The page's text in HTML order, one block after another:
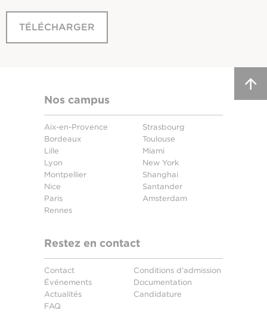
TÉLÉCHARGER
Nos campus
Aix-en-Provence
Bordeaux
Lille
Lyon
Montpellier
Nice
Paris
Rennes
Strasbourg
Toulouse
Miami
New York
Shanghai
Santander
Amsterdam
Restez en contact
Contact
Événements
Actualités
FAQ
Conditions d'admission
Documentation
Candidature